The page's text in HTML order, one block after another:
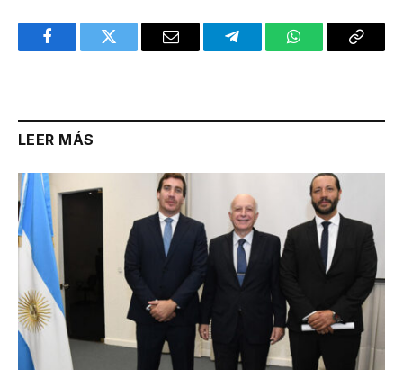
FacebookTwitter Email TelegramWhatsAppCopy
LEER MÁS